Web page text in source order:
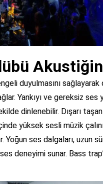
duyulmasını
Yankıyı ve gereksiz
dinlenebilir. Dışarı
yüksek sesli müzik
Yoğun ses dalgaları, uzun
deneyimi sunar. Bass